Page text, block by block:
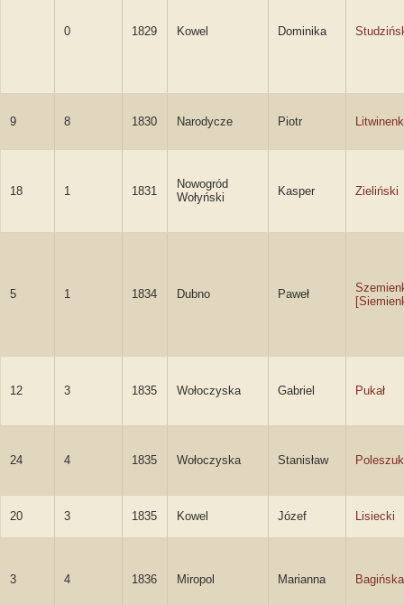
0 1829 Kowel Dominika
9 8 1830 Narodycze Piotr
18 1 1831
Nowogród
Wołyński
Kasper Zieliński
5 1 1834 Dubno Paweł
12 3 1835 Wołoczyska Gabriel Pukał
24 4 1835 Wołoczyska Stanisław Poleszuk
20 3 1835 Kowel Józef Lisiecki
3 4 1836 Miropol Marianna Bagińska